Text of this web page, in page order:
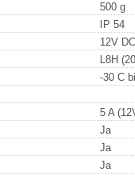
500 g
IP 54
12V
L8H
-30 C
5 A
Ja
Ja
Ja